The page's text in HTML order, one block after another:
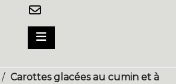
/ Carottes glacées au cumin et à